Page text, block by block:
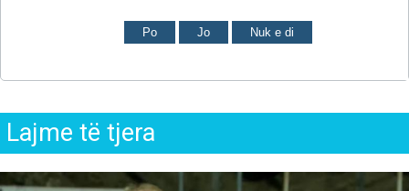
Po Jo Nuk e di
Lajme të tjera